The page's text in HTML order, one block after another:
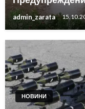
admin_zarata
НОВИНИ